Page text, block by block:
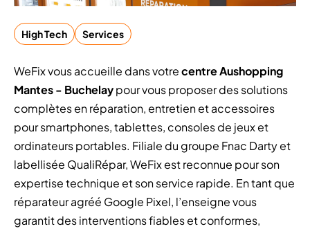
High Tech Services
WeFix vous accueille dans votrecentre Aushopping
Mantes - Buchelaypour vous proposer des solutions
complètes en réparation, entretien et accessoires
pour smartphones, tablettes, consoles de jeux et
ordinateurs portables. Filiale du groupe Fnac Darty et
labellisée QualiRépar, WeFix est reconnue pour son
expertise technique et son service rapide. En tant que
réparateur agréé Google Pixel, l’enseigne vous
garantit des interventions fiables et conformes,